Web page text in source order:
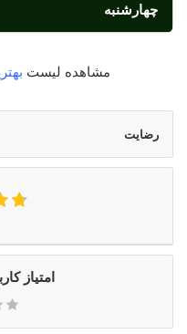
چهارشنبه
مشاهده لیست
رضایت
امتیاز